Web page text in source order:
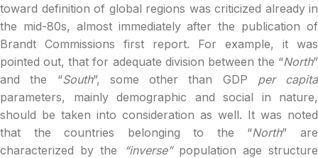
toward definition of global regions was criticized already in
the mid-80s, almost immediately after the publication of
Brandt Commissions first report. For example, it was
pointed out, that for adequate division between the “North”
and the “South”, some other than GDP per capita
parameters, mainly demographic and social in nature,
should be taken into consideration as well. It was noted
that the countries belonging to the “North” are
characterized by the
“inverse” population age structure